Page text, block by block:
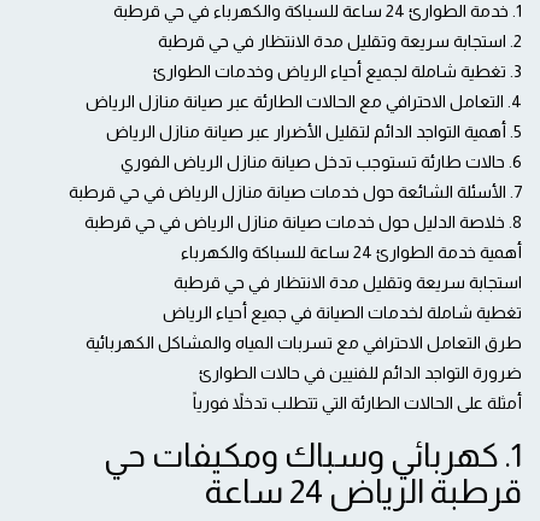
1. خدمة الطوارئ 24 ساعة للسباكة والكهرباء في حي قرطبة
2. استجابة سريعة وتقليل مدة الانتظار في حي قرطبة
3. تغطية شاملة لجميع أحياء الرياض وخدمات الطوارئ
4. التعامل الاحترافي مع الحالات الطارئة عبر صيانة منازل الرياض
5. أهمية التواجد الدائم لتقليل الأضرار عبر صيانة منازل الرياض
6. حالات طارئة تستوجب تدخل صيانة منازل الرياض الفوري
7. الأسئلة الشائعة حول خدمات صيانة منازل الرياض في حي قرطبة
8. خلاصة الدليل حول خدمات صيانة منازل الرياض في حي قرطبة
أهمية خدمة الطوارئ 24 ساعة للسباكة والكهرباء
استجابة سريعة وتقليل مدة الانتظار في حي قرطبة
تغطية شاملة لخدمات الصيانة في جميع أحياء الرياض
طرق التعامل الاحترافي مع تسربات المياه والمشاكل الكهربائية
ضرورة التواجد الدائم للفنيين في حالات الطوارئ
أمثلة على الحالات الطارئة التي تتطلب تدخلاً فورياً
1. كهربائي وسباك ومكيفات حي
قرطبة الرياض 24 ساعة